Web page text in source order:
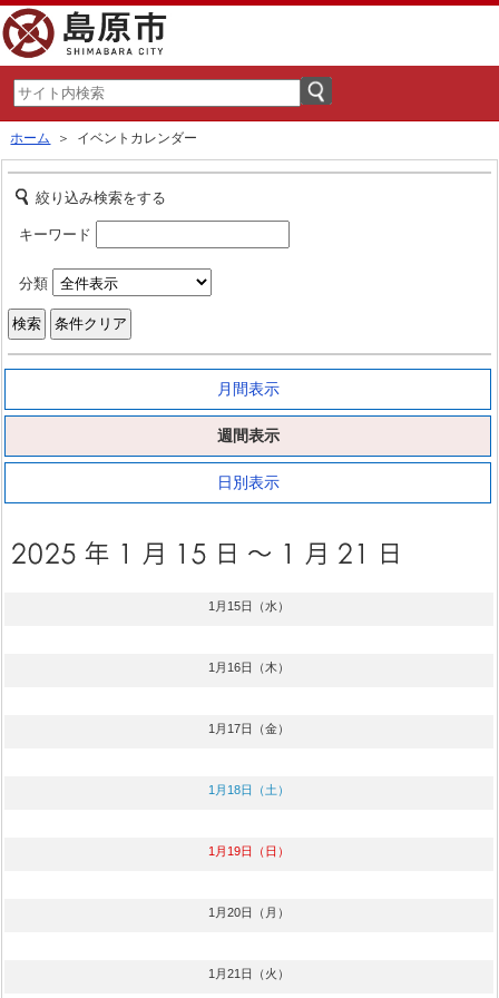
ホーム ＞ イベントカレンダー
絞り込み検索をする
キーワード
分類
月間表示
週間表示
日別表示
1月15日（水）
1月16日（木）
1月17日（金）
1月18日（土）
1月19日（日）
1月20日（月）
1月21日（火）